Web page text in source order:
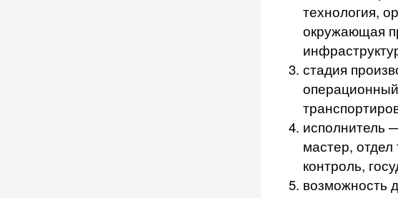
технология,
окружающая
стадия
операционный
исполнитель
мастер, отдел
контроль,
возможность